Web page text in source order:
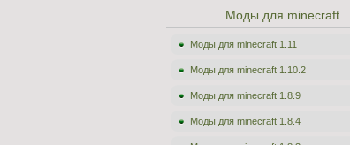
Моды для minecraft
Моды для minecraft 1.11
Моды для minecraft 1.10.2
Моды для minecraft 1.8.9
Моды для minecraft 1.8.4